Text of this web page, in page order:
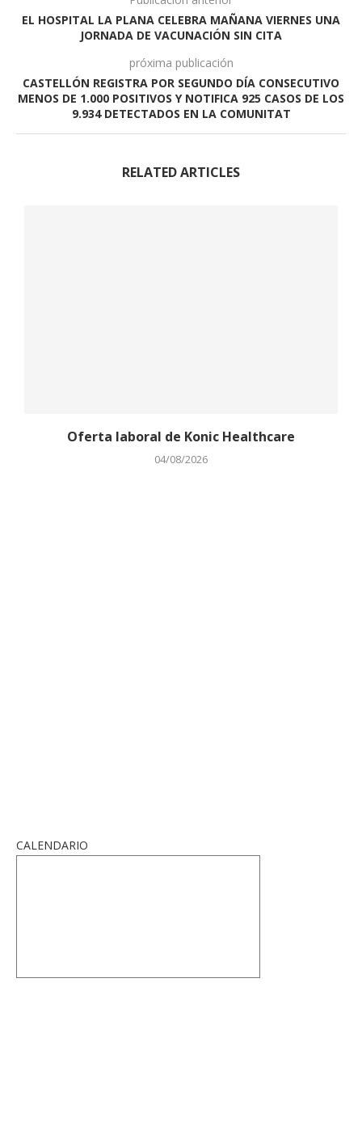
EL HOSPITAL LA PLANA CELEBRA MAÑANA VIERNES UNA
JORNADA DE VACUNACIÓN SIN CITA
próxima publicación
CASTELLÓN REGISTRA POR SEGUNDO DÍA CONSECUTIVO
MENOS DE 1.000 POSITIVOS Y NOTIFICA 925 CASOS DE LOS
9.934 DETECTADOS EN LA COMUNITAT
RELATED ARTICLES
Oferta laboral de Konic Healthcare
04/08/2026
CALENDARIO